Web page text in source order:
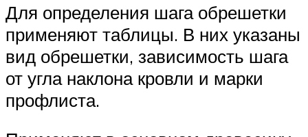
Для определения шага обрешетки
применяют таблицы. В них указаны
вид обрешетки, зависимость шага
от угла наклона кровли и марки
профлиста.